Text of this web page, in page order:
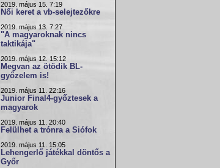
2019. május 15. 7:19
Női keret a vb-selejtezőkre
2019. május 13. 7:27
"A magyaroknak nincs
taktikája"
2019. május 12. 15:12
Megvan az ötödik BL-
győzelem is!
2019. május 11. 22:16
Junior Final4-győztesek a
magyarok
2019. május 11. 20:40
Felülhet a trónra a Siófok
2019. május 11. 15:05
Lehengerlő játékkal döntős a
Győr